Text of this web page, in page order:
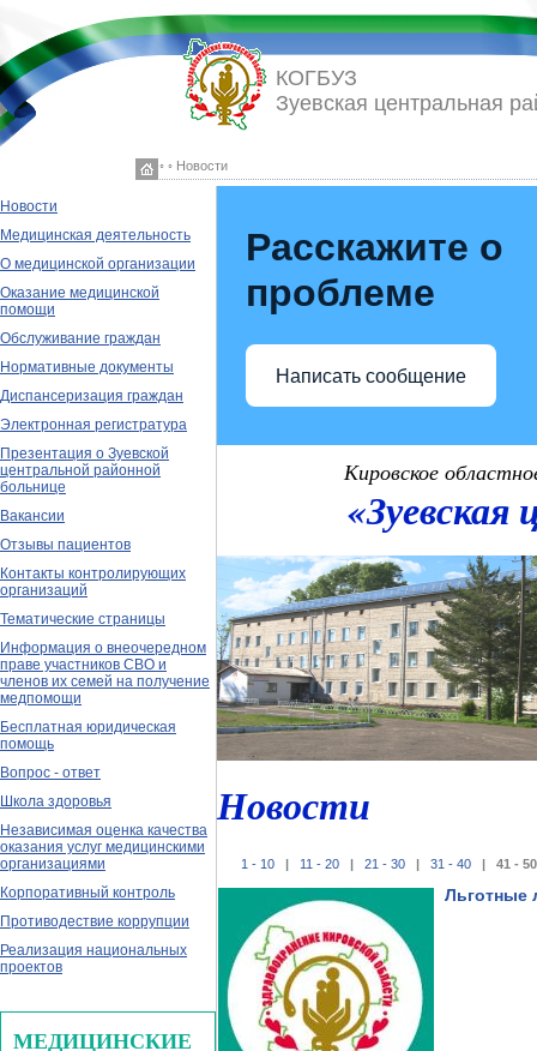
◦ ◦ Новости
КОГБУЗ
Зуевская центральная
Новости
Медицинская деятельность
О медицинской организации
Оказание медицинской
помощи
Обслуживание граждан
Нормативные документы
Диспансеризация граждан
Электронная регистратура
Презентация о Зуевской
центральной районной
больнице
Вакансии
Отзывы пациентов
Контакты контролирующих
организаций
Тематические страницы
Информация о внеочередном
праве участников СВО и
членов их семей на получение
медпомощи
Бесплатная юридическая
помощь
Вопрос - ответ
Школа здоровья
Независимая оценка качества
оказания услуг медицинскими
организациями
Корпоративный контроль
Противодествие коррупции
Реализация национальных
проектов
МЕДИЦИНСКИЕ
Расскажите о
проблеме
Написать сообщение
Кировское
Новости
1 - 10 | 11 - 20 | 21 - 30 | 31 - 40 | 41 -
Льготные